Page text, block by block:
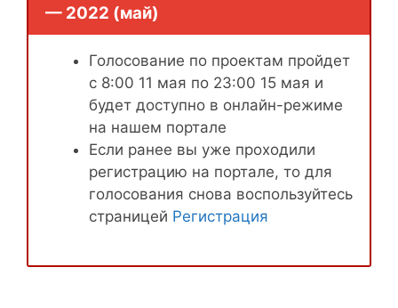
— 2022 (май)
Голосование по проектам пройдет
с 8:00 11 мая по 23:00 15 мая и
будет доступно в онлайн-режиме
на нашем портале
Если ранее вы уже проходили
регистрацию на портале, то для
голосования снова воспользуйтесь
страницей Регистрация